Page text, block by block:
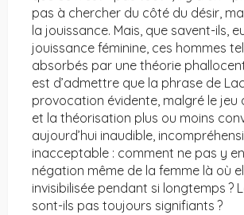
pas à chercher du côté du désir,
la jouissance. Mais, que savent-ils,
jouissance féminine, ces hommes
absorbés par une théorie
est d’admettre que la phrase de
provocation évidente, malgré le jeu
et la théorisation plus ou moins
aujourd’hui inaudible,
inacceptable : comment ne pas y
négation même de la femme là où
invisibilisée pendant si longtemps ?
sont-ils pas toujours signifiants ?